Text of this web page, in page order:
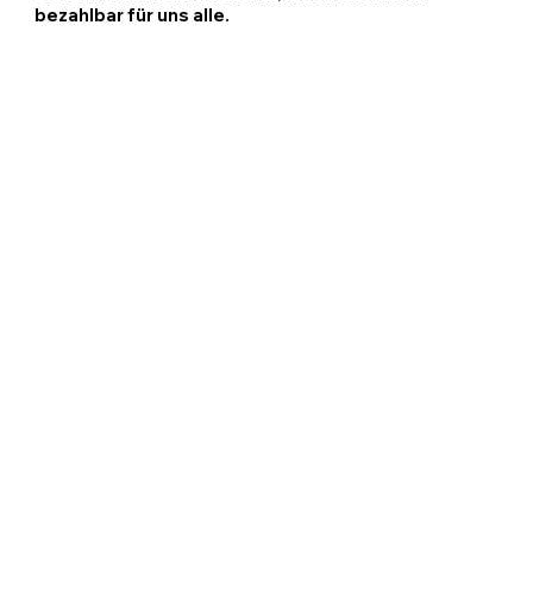
bezahlbar für uns alle.